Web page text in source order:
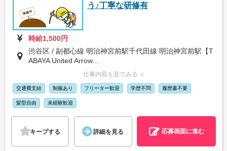
う♪丁寧な研修有
時給1,500円
渋谷区 / 副都心線 明治神宮前駅千代田線 明治神宮前駅【T
ABAYA United Arrow...
仕事内容を見てみる ∨
交通費支給 制服あり フリーター歓迎 学歴不問 履歴書不要
髪型自由 未経験歓迎
キープする 詳細を見る 応募画面に進む